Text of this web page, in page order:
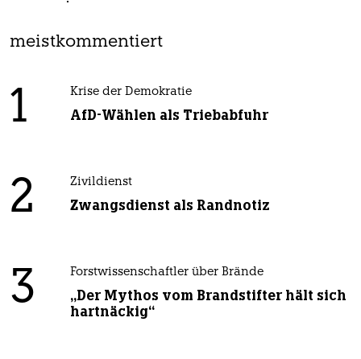
meistkommentiert
1 Krise der Demokratie
AfD-Wählen als Triebabfuhr
2 Zivildienst
Zwangsdienst als Randnotiz
3 Forstwissenschaftler über Brände
„Der Mythos vom Brandstifter hält sich
hartnäckig“